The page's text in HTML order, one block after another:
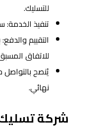
للتسليك.
تنفيذ الخدمة:
التقييم
للاتفاق
يُنصح
نهائي.
شركة تسليك